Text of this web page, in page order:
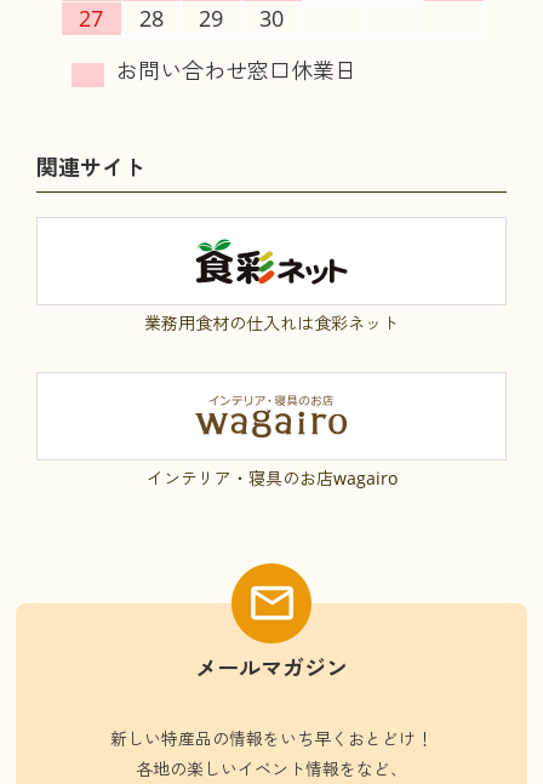
27
28 29 30
関連サイト
業務用食材の仕入れは食彩ネット
インテリア・寝具のお店wagairo
メールマガジン
新しい特産品の情報をいち早くおとどけ！
各地の楽しいイベント情報をなど、